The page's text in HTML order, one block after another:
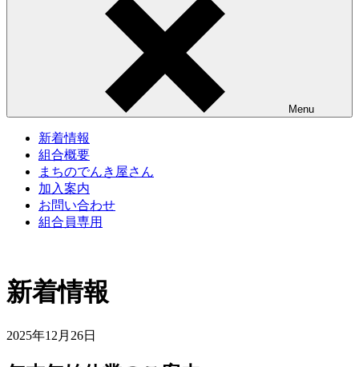
Menu
新着情報
組合概要
まちのでんき屋さん
加入案内
お問い合わせ
組合員専用
新着情報
2025年12月26日